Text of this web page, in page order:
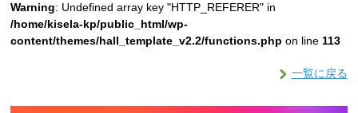
Warning: Undefined array key "HTTP_REFERER" in
/home/kisela-kp/public_html/wp-
content/themes/hall_template_v2.2/functions.php on line 113
一覧に戻る